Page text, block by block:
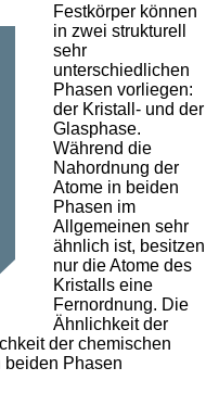
Festkörper können
in zwei strukturell
sehr
unterschiedlichen
Phasen vorliegen:
der Kristall- und der
Glasphase.
Während die
Nahordnung der
Atome in beiden
Phasen im
Allgemeinen sehr
ähnlich ist, besitzen
nur die Atome des
Kristalls eine
Fernordnung. Die
Ähnlichkeit der
der chemischen
beiden Phasen